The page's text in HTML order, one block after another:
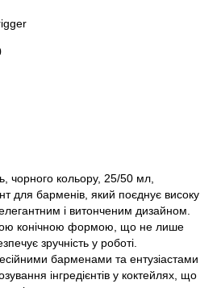
чорного кольору, 25/50 мл,
для барменів, який поєднує високу
і витонченим дизайном.
конічною формою, що не лише
зручність у роботі.
барменами та ентузіастами
інгредієнтів у коктейлях, що